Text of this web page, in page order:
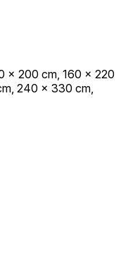
x 200 cm, 160 x 220
240 x 330 cm,